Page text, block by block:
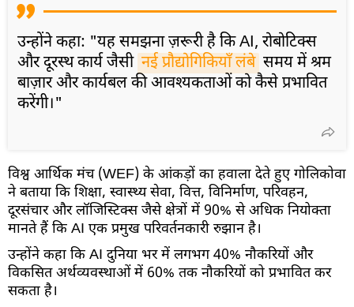
उन्होंने कहा: "यह समझना ज़रूरी है कि AI, रोबोटिक्स
और दूरस्थ कार्य जैसी नई प्रौद्योगिकियाँ लंबे समय में श्रम
बाज़ार और कार्यबल की आवश्यकताओं को कैसे प्रभावित
करेंगी।"
विश्व आर्थिक मंच (WEF) के आंकड़ों का हवाला देते हुए गोलिकोवा
ने बताया कि शिक्षा, स्वास्थ्य सेवा, वित्त, विनिर्माण, परिवहन,
दूरसंचार और लॉजिस्टिक्स जैसे क्षेत्रों में 90% से अधिक नियोक्ता
मानते हैं कि AI एक प्रमुख परिवर्तनकारी रुझान है।
उन्होंने कहा कि AI दुनिया भर में लगभग 40% नौकरियों और
विकसित अर्थव्यवस्थाओं में 60% तक नौकरियों को प्रभावित कर
सकता है।